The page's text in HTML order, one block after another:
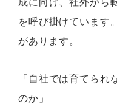
を呼び掛けています
があります。
「自社では育てられ
のか」